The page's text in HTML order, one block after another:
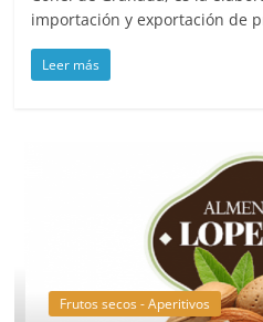
importación y exportación de
Leer más
Frutos secos - Aperitivos